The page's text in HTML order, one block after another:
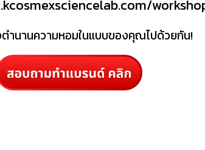
ำนานความหอมในแบบของคุณไปด้วยกัน!